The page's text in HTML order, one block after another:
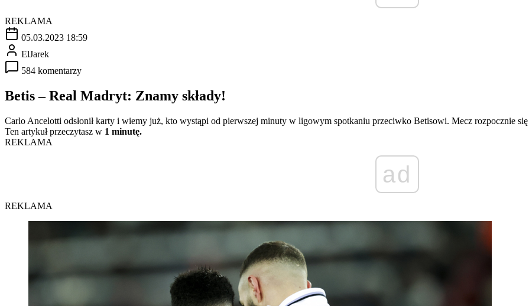
REKLAMA
05.03.2023 18:59
ElJarek
584 komentarzy
Betis – Real Madryt: Znamy składy!
Carlo Ancelotti odsłonił karty i wiemy już, kto wystąpi od pierwszej minuty w ligowym spotkaniu przeciwko Betisowi. Mecz rozpocznie
Ten artykuł przeczytasz w 1 minutę.
REKLAMA
ad
REKLAMA